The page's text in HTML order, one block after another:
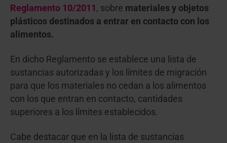
Reglamento 10/2011 , sobre materiales y objetos
plásticos destinados a entrar en contacto con los
alimentos.
En dicho Reglamento se establece una lista de
sustancias autorizadas y los límites de migración
para que los materiales no cedan a los alimentos
con los que entran en contacto, cantidades
superiores a los límites establecidos.
Cabe destacar que en la lista de sustancias